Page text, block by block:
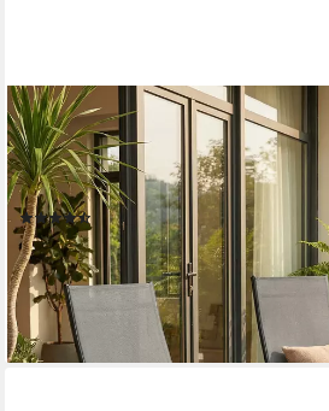
TLGREEN
Gartenstuhl Hochlehner, 2/4er Set
Balkonstuhl,Klappstuhl,Campingstühle
verstellbare, wetterfest, aus Aluminium,
(44)
ab 79,99 € UVP 136,99 €
-42%
lieferbar - in 4-5 Werktagen bei dir